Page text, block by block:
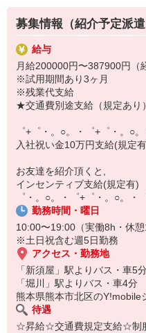
▼オフィスワーク
事務、経理、データ入力、
▼工場・製造・軽作業系
機械/食品製造・梱包・仕分
▼美容系
眉毛サロンのアイブロウ・
▼営業・販売
法人営業・アパレル販売・
▼人気案件も多数♪
短期・期間限定・オープニ
上場/優良/大手企業など
【スマホ面接実施中】
￣￣￣￣￣￣￣￣￣
自宅に居ながらスマホでカン
オンライン面談なのでスピー
満足度◎
■携帯やインターネット販売業務
docomo(ドコモ)/au(エーユー)
の大手キャリアから
ワイモバイル(Y!mobille)、楽天
広く紹介可能♪
人気のApple（アップル）店舗
募集情報（紹介予定派遣
給与
月給200000円〜387900円（
※試用期間あり3ヶ月
※残業代支給
★交通費別途支給（規定あり）
゜+゜・。○。・゜+゜・。○
入社祝い金10万円支給(規定
お友達を紹介頂くと,
インセンティブ支給(規定有)
゜・。○。・゜+゜・。○。・
勤務時間・曜日
10:00〜19:00（実働8h・休憩
※土日祝含む週5日勤務
アクセス・勤務地
「新須屋」駅よりバス・車5
「堀川」駅よりバス・車4分
熊本県熊本市北区のY!mobile
待遇
☆昇給☆交通費規定支給☆制